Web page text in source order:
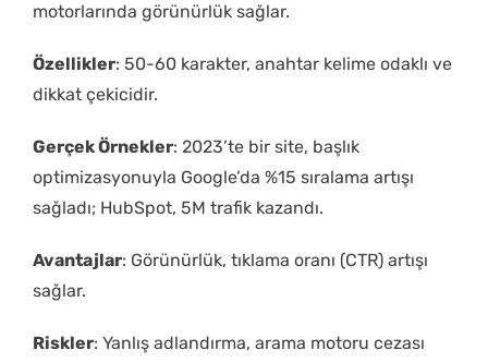
motorlarında görünürlük sağlar.
Özellikler: 50-60 karakter, anahtar kelime odaklı ve
dikkat çekicidir.
Gerçek Örnekler: 2023’te bir site, başlık
optimizasyonuyla Google’da %15 sıralama artışı
sağladı; HubSpot, 5M trafik kazandı.
Avantajlar: Görünürlük, tıklama oranı (CTR) artışı
sağlar.
Riskler: Yanlış adlandırma, arama motoru cezası